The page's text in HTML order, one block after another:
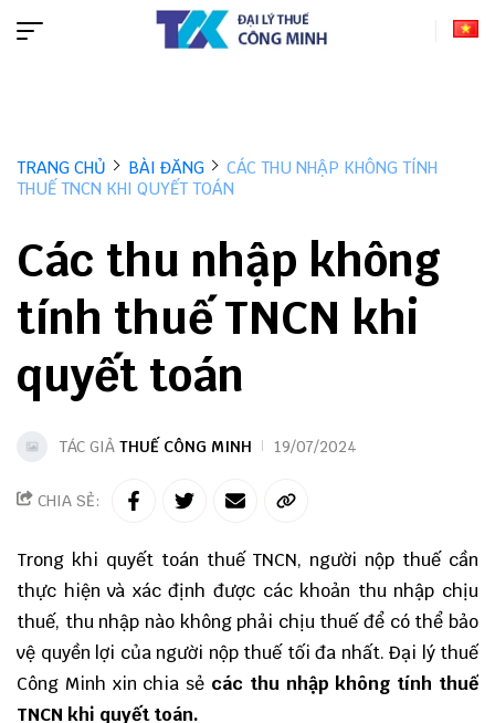
TRANG CHỦ BÀI ĐĂNG
CÁC THU NHẬP KHÔNG TÍNH
THUẾ TNCN KHI QUYẾT TOÁN
Các thu nhập không
tính thuế TNCN khi
quyết toán
TÁC GIẢ THUẾ CÔNG MINH 19/07/2024
CHIA SẺ:
Trong khi quyết toán thuế TNCN, người nộp thuế cần
thực hiện và xác định được các khoản thu nhập chịu
thuế, thu nhập nào không phải chịu thuế để có thể bảo
vệ quyền lợi của người nộp thuế tối đa nhất. Đại lý thuế
Công Minh xin chia sẻ các thu nhập không tính thuế
TNCN khi quyết toán.